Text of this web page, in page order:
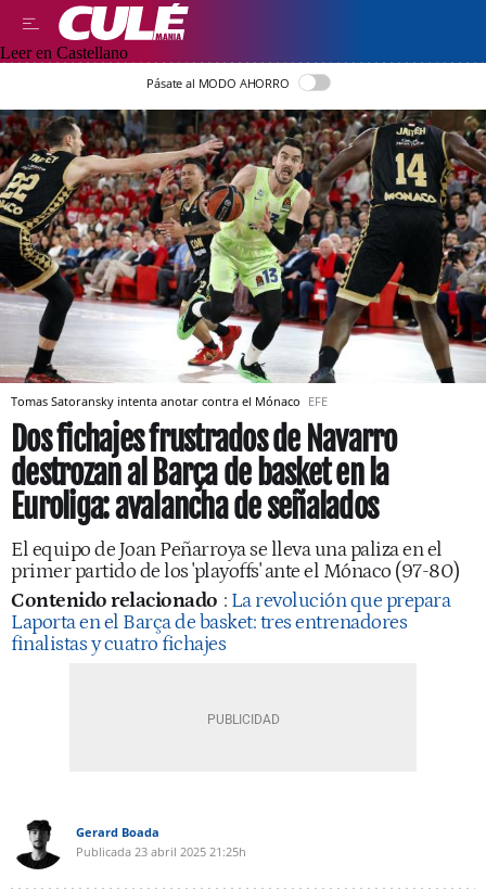
Leer en Castellano
Pásate al MODO AHORRO
Tomas Satoransky intenta anotar contra el Mónaco EFE
Dos fichajes frustrados de Navarro
destrozan al Barça de basket en la
Euroliga: avalancha de señalados
El equipo de Joan Peñarroya se lleva una paliza en el
primer partido de los 'playoffs' ante el Mónaco (97-80)
Contenido relacionado : La revolución que prepara
Laporta en el Barça de basket: tres entrenadores
finalistas y cuatro fichajes
Gerard Boada
Publicada 23 abril 2025 21:25h